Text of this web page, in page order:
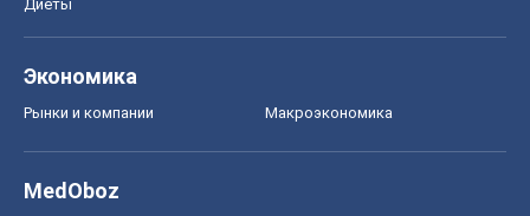
Диеты
Экономика
Рынки и компании Mакроэкономика
MedOboz